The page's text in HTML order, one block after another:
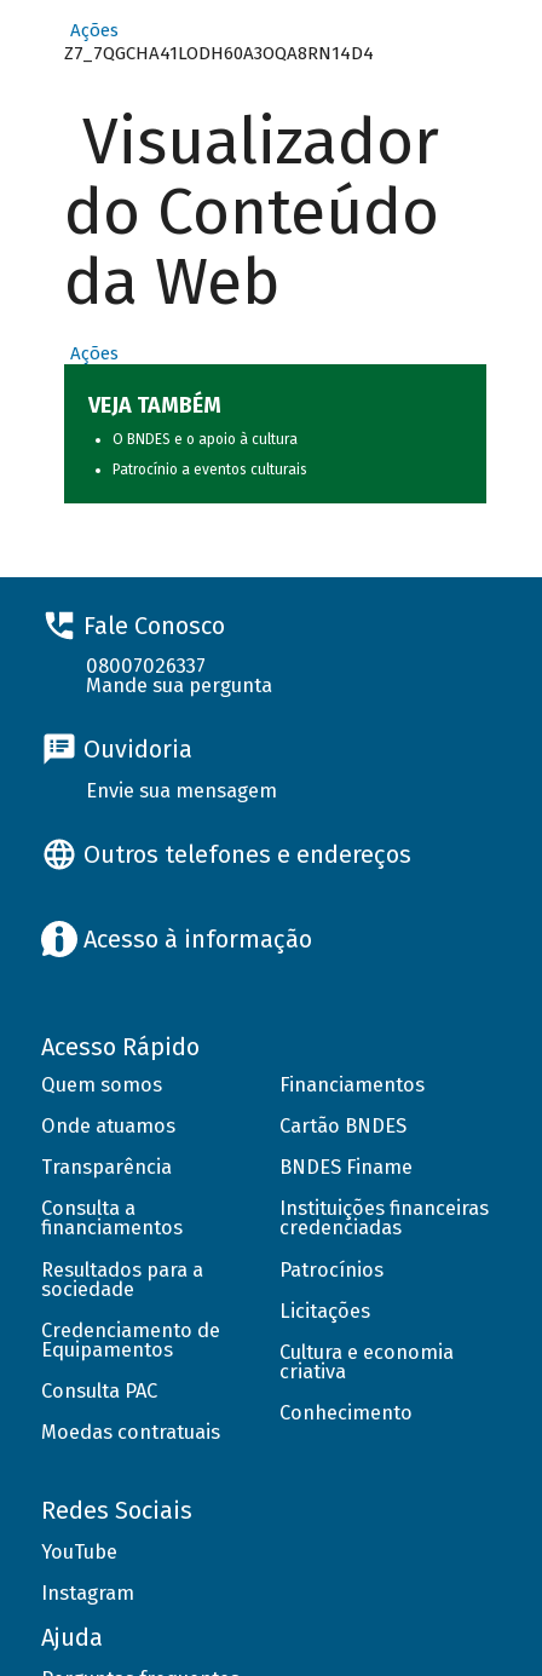
Ações
Z7_7QGCHA41LODH60A3OQA8RN14D4
Visualizador
do Conteúdo
da Web
Ações
VEJA TAMBÉM
O BNDES e o apoio à cultura
Patrocínio a eventos culturais
Fale Conosco
08007026337
Mande sua pergunta
Ouvidoria
Envie sua mensagem
Outros telefones e endereços
Acesso à informação
Acesso Rápido
Quem somos
Onde atuamos
Transparência
Consulta a
financiamentos
Resultados para a
sociedade
Credenciamento de
Equipamentos
Consulta PAC
Moedas contratuais
Financiamentos
Cartão BNDES
BNDES Finame
Instituições financeiras
credenciadas
Patrocínios
Licitações
Cultura e economia
criativa
Conhecimento
Redes Sociais
YouTube
Instagram
Ajuda